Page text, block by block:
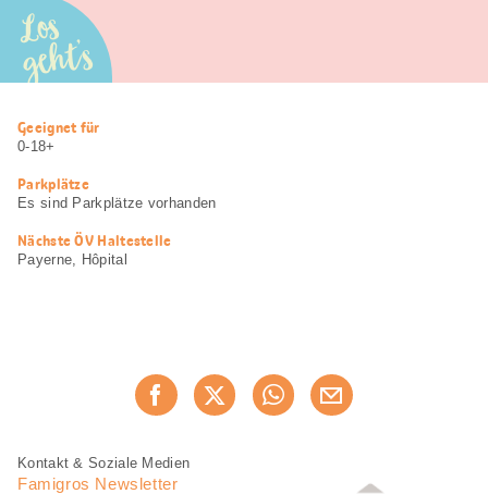
Los
geht’s
Nützliche
Informationen
Geeignet für
0-18+
Parkplätze
Es sind Parkplätze vorhanden
Nächste ÖV Haltestelle
Payerne, Hôpital
Jetzt weiterempfehlen
Fusszeile
Fusszeile
Navigation
Kontakt & Soziale Medien
Famigros Newsletter